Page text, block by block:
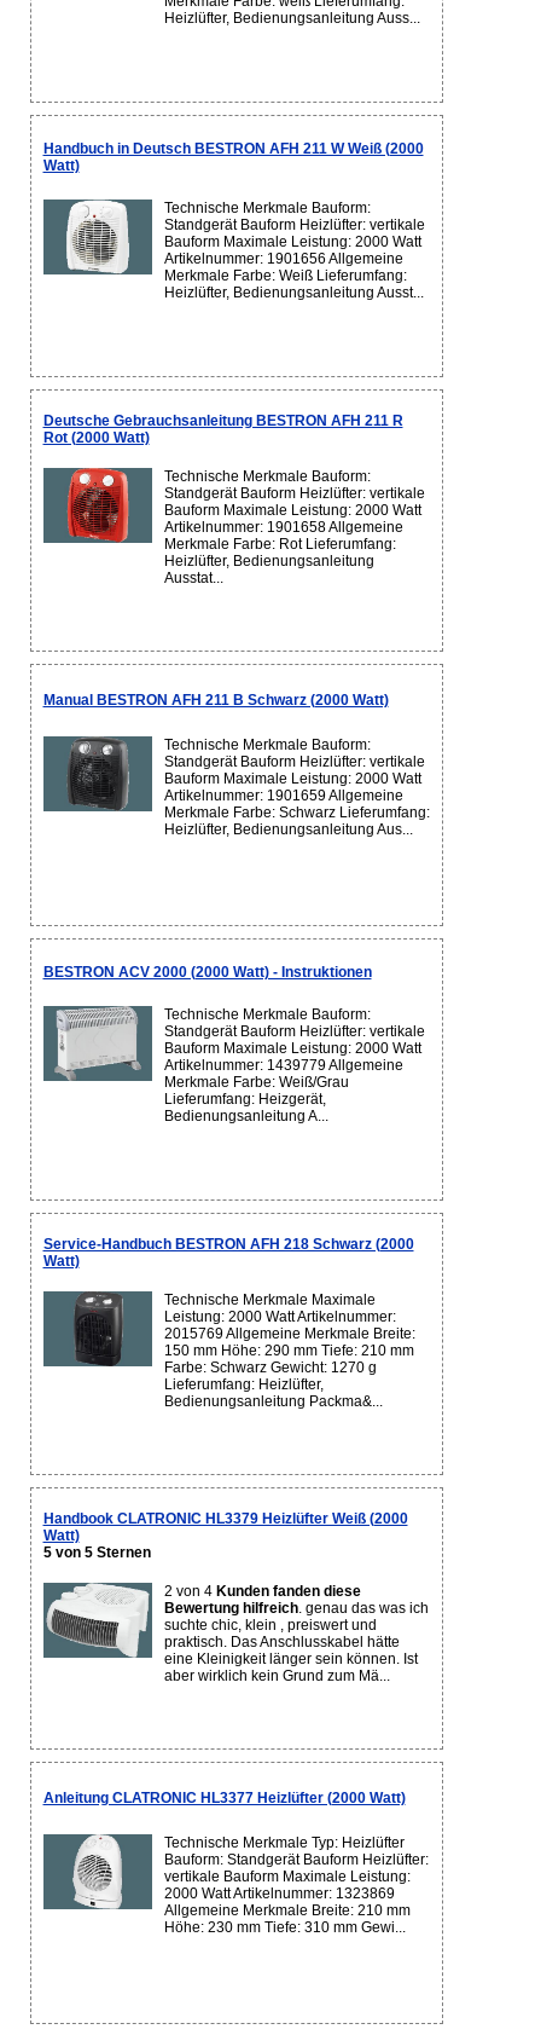
Heizlüfter, Bedienungsanleitung Auss...
Handbuch in Deutsch BESTRON AFH 211 W Weiß (2000
Watt)
Technische Merkmale Bauform:
Standgerät Bauform Heizlüfter: vertikale
Bauform Maximale Leistung: 2000 Watt
Artikelnummer: 1901656 Allgemeine
Merkmale Farbe: Weiß Lieferumfang:
Heizlüfter, Bedienungsanleitung Ausst...
Deutsche Gebrauchsanleitung BESTRON AFH 211 R
Rot (2000 Watt)
Technische Merkmale Bauform:
Standgerät Bauform Heizlüfter: vertikale
Bauform Maximale Leistung: 2000 Watt
Artikelnummer: 1901658 Allgemeine
Merkmale Farbe: Rot Lieferumfang:
Heizlüfter, Bedienungsanleitung
Ausstat...
Manual BESTRON AFH 211 B Schwarz (2000 Watt)
Technische Merkmale Bauform:
Standgerät Bauform Heizlüfter: vertikale
Bauform Maximale Leistung: 2000 Watt
Artikelnummer: 1901659 Allgemeine
Merkmale Farbe: Schwarz Lieferumfang:
Heizlüfter, Bedienungsanleitung Aus...
BESTRON ACV 2000 (2000 Watt) - Instruktionen
Technische Merkmale Bauform:
Standgerät Bauform Heizlüfter: vertikale
Bauform Maximale Leistung: 2000 Watt
Artikelnummer: 1439779 Allgemeine
Merkmale Farbe: Weiß/Grau
Lieferumfang: Heizgerät,
Bedienungsanleitung A...
Service-Handbuch BESTRON AFH 218 Schwarz (2000
Watt)
Technische Merkmale Maximale
Leistung: 2000 Watt Artikelnummer:
2015769 Allgemeine Merkmale Breite:
150 mm Höhe: 290 mm Tiefe: 210 mm
Farbe: Schwarz Gewicht: 1270 g
Lieferumfang: Heizlüfter,
Bedienungsanleitung Packma&...
Handbook CLATRONIC HL3379 Heizlüfter Weiß (2000
Watt)
5 von 5 Sternen
2 von 4 Kunden fanden diese
Bewertung hilfreich. genau das was ich
suchte chic, klein , preiswert und
praktisch. Das Anschlusskabel hätte
eine Kleinigkeit länger sein können. Ist
aber wirklich kein Grund zum Mä...
Anleitung CLATRONIC HL3377 Heizlüfter (2000 Watt)
Technische Merkmale Typ: Heizlüfter
Bauform: Standgerät Bauform Heizlüfter:
vertikale Bauform Maximale Leistung:
2000 Watt Artikelnummer: 1323869
Allgemeine Merkmale Breite: 210 mm
Höhe: 230 mm Tiefe: 310 mm Gewi...